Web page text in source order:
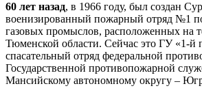
60 лет назад, в 1966 году, был создан
военизированный пожарный отряд №1
газовых промыслов, расположенных на
Тюменской области. Сейчас это ГУ «1-й
спасательный отряд федеральной
Государственной противопожарной
Мансийскому автономному округу –